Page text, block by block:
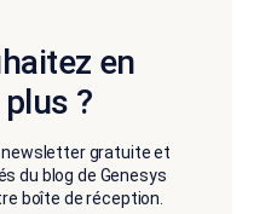
en
?
gratuite et
du blog de Genesys
boîte de réception.